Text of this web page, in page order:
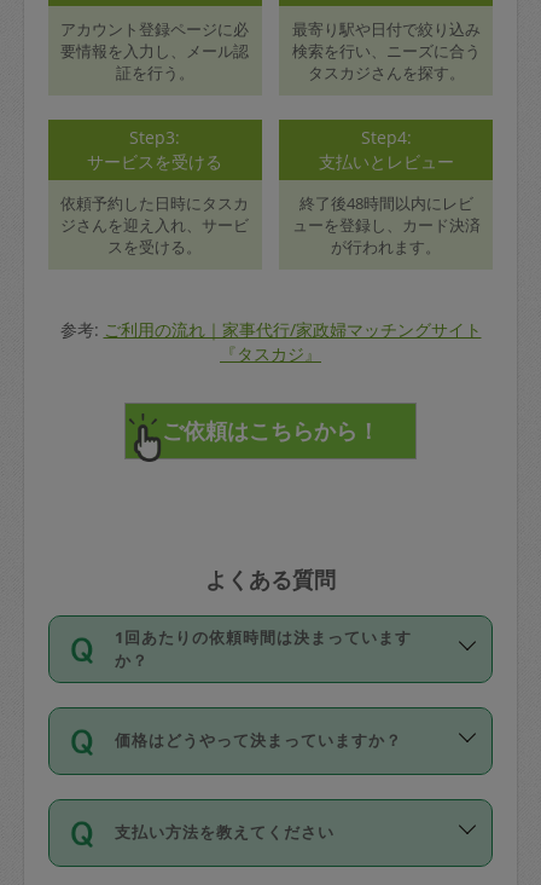
アカウント登録ページに必
要情報を入力し、メール認
証を行う。
最寄り駅や日付で絞り込み
検索を行い、ニーズに合う
タスカジさんを探す。
Step3:
サービスを受ける
依頼予約した日時にタスカ
ジさんを迎え入れ、サービ
スを受ける。
Step4:
支払いとレビュー
終了後48時間以内にレビ
ューを登録し、カード決済
が行われます。
参考: ご利用の流れ｜家事代行/家政婦マッチングサイト
『タスカジ』
よくある質問
1回あたりの依頼時間は決まっています
か？
依頼1回につき3時間固定です。3時間を
超えて依頼したい場合は、延長機能をご
利用ください。機能をご利用いただくに
の上事前申請することが必要です。な
お、3時間を下回っても、値引き等はござ
価格はどうやって決まっていますか？
11種類の価格帯の中からタスカジさん自
身が価格を選んで設定しています。
タスカジさんの価格設定には最初は制限
支払い方法を教えてください